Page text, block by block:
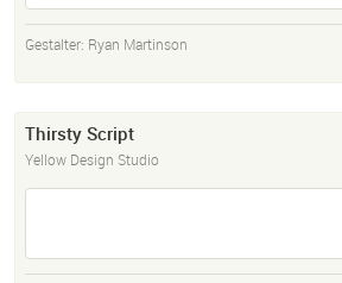
Gestalter: Ryan Martinson
Thirsty Script
Yellow Design Studio